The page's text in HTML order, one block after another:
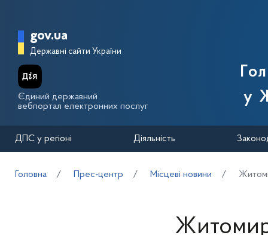
Головна сторінка Державної
gov.ua
Державні сайти України
Єдиний державний
вебпортал електронних послуг
у
ДПС у регіоні Діяльність
Головна Прес-центр Місцеві новини